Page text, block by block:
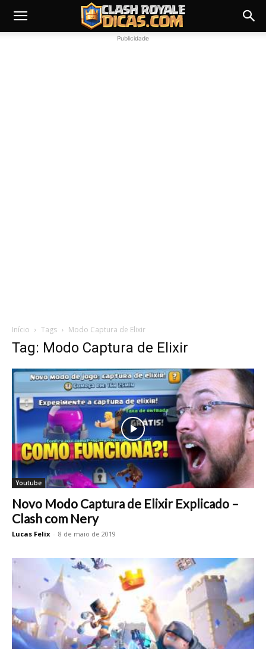
Publicidade
Início Tags Modo Captura de Elixir
Tag: Modo Captura de Elixir
Youtube
Novo Modo Captura de Elixir Explicado –
Clash com Nery
Lucas Felix - 8 de maio de 2019